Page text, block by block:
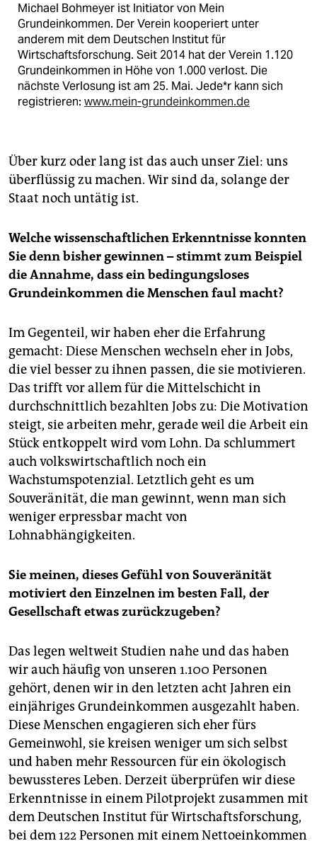
Michael Bohmeyer ist Initiator von Mein
Grundeinkommen. Der Verein kooperiert unter
anderem mit dem Deutschen Institut für
Wirtschaftsforschung. Seit 2014 hat der Verein 1.120
Grundeinkommen in Höhe von 1.000 verlost. Die
nächste Verlosung ist am 25. Mai. Je­de*r kann sich
registrieren: www.mein-grundeinkommen.de
Über kurz oder lang ist das auch unser Ziel: uns
überflüssig zu machen. Wir sind da, solange der
Staat noch untätig ist.
Welche wissenschaftlichen Erkenntnisse konnten
Sie denn bisher gewinnen – stimmt zum Beispiel
die Annahme, dass ein bedingungsloses
Grundeinkommen die Menschen faul macht?
Im Gegenteil, wir haben eher die Erfahrung
gemacht: Diese Menschen wechseln eher in Jobs,
die viel besser zu ihnen passen, die sie motivieren.
Das trifft vor allem für die Mittelschicht in
durchschnittlich bezahlten Jobs zu: Die Motivation
steigt, sie arbeiten mehr, gerade weil die Arbeit ein
Stück entkoppelt wird vom Lohn. Da schlummert
auch volkswirtschaftlich noch ein
Wachstumspotenzial. Letztlich geht es um
Souveränität, die man gewinnt, wenn man sich
weniger erpressbar macht von
Lohnabhängigkeiten.
Sie meinen, dieses Gefühl von Souveränität
motiviert den Einzelnen im besten Fall, der
Gesellschaft etwas zurückzugeben?
Das legen weltweit Studien nahe und das haben
wir auch häufig von unseren 1.100 Personen
gehört, denen wir in den letzten acht Jahren ein
einjähriges Grundeinkommen ausgezahlt haben.
Diese Menschen engagieren sich eher fürs
Gemeinwohl, sie kreisen weniger um sich selbst
und haben mehr Ressourcen für ein ökologisch
bewussteres Leben. Derzeit überprüfen wir diese
Erkenntnisse in einem Pilotprojekt zusammen mit
dem Deutschen Institut für Wirtschaftsforschung,
bei dem 122 Personen mit einem Nettoeinkommen